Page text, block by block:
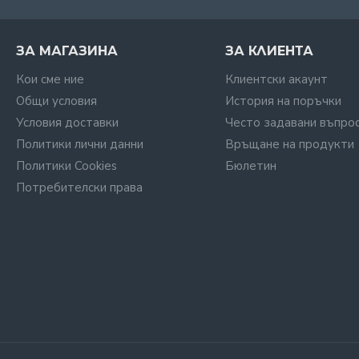
ЗА МАГАЗИНА
Кои сме ние
Общи условия
Условия доставки
Политики лични данни
Политики Cookies
Потребителски права
ЗА КЛИЕНТА
Клиентски акаунт
История на поръчки
Често задавани
Връщане на продукти
Бюлетин